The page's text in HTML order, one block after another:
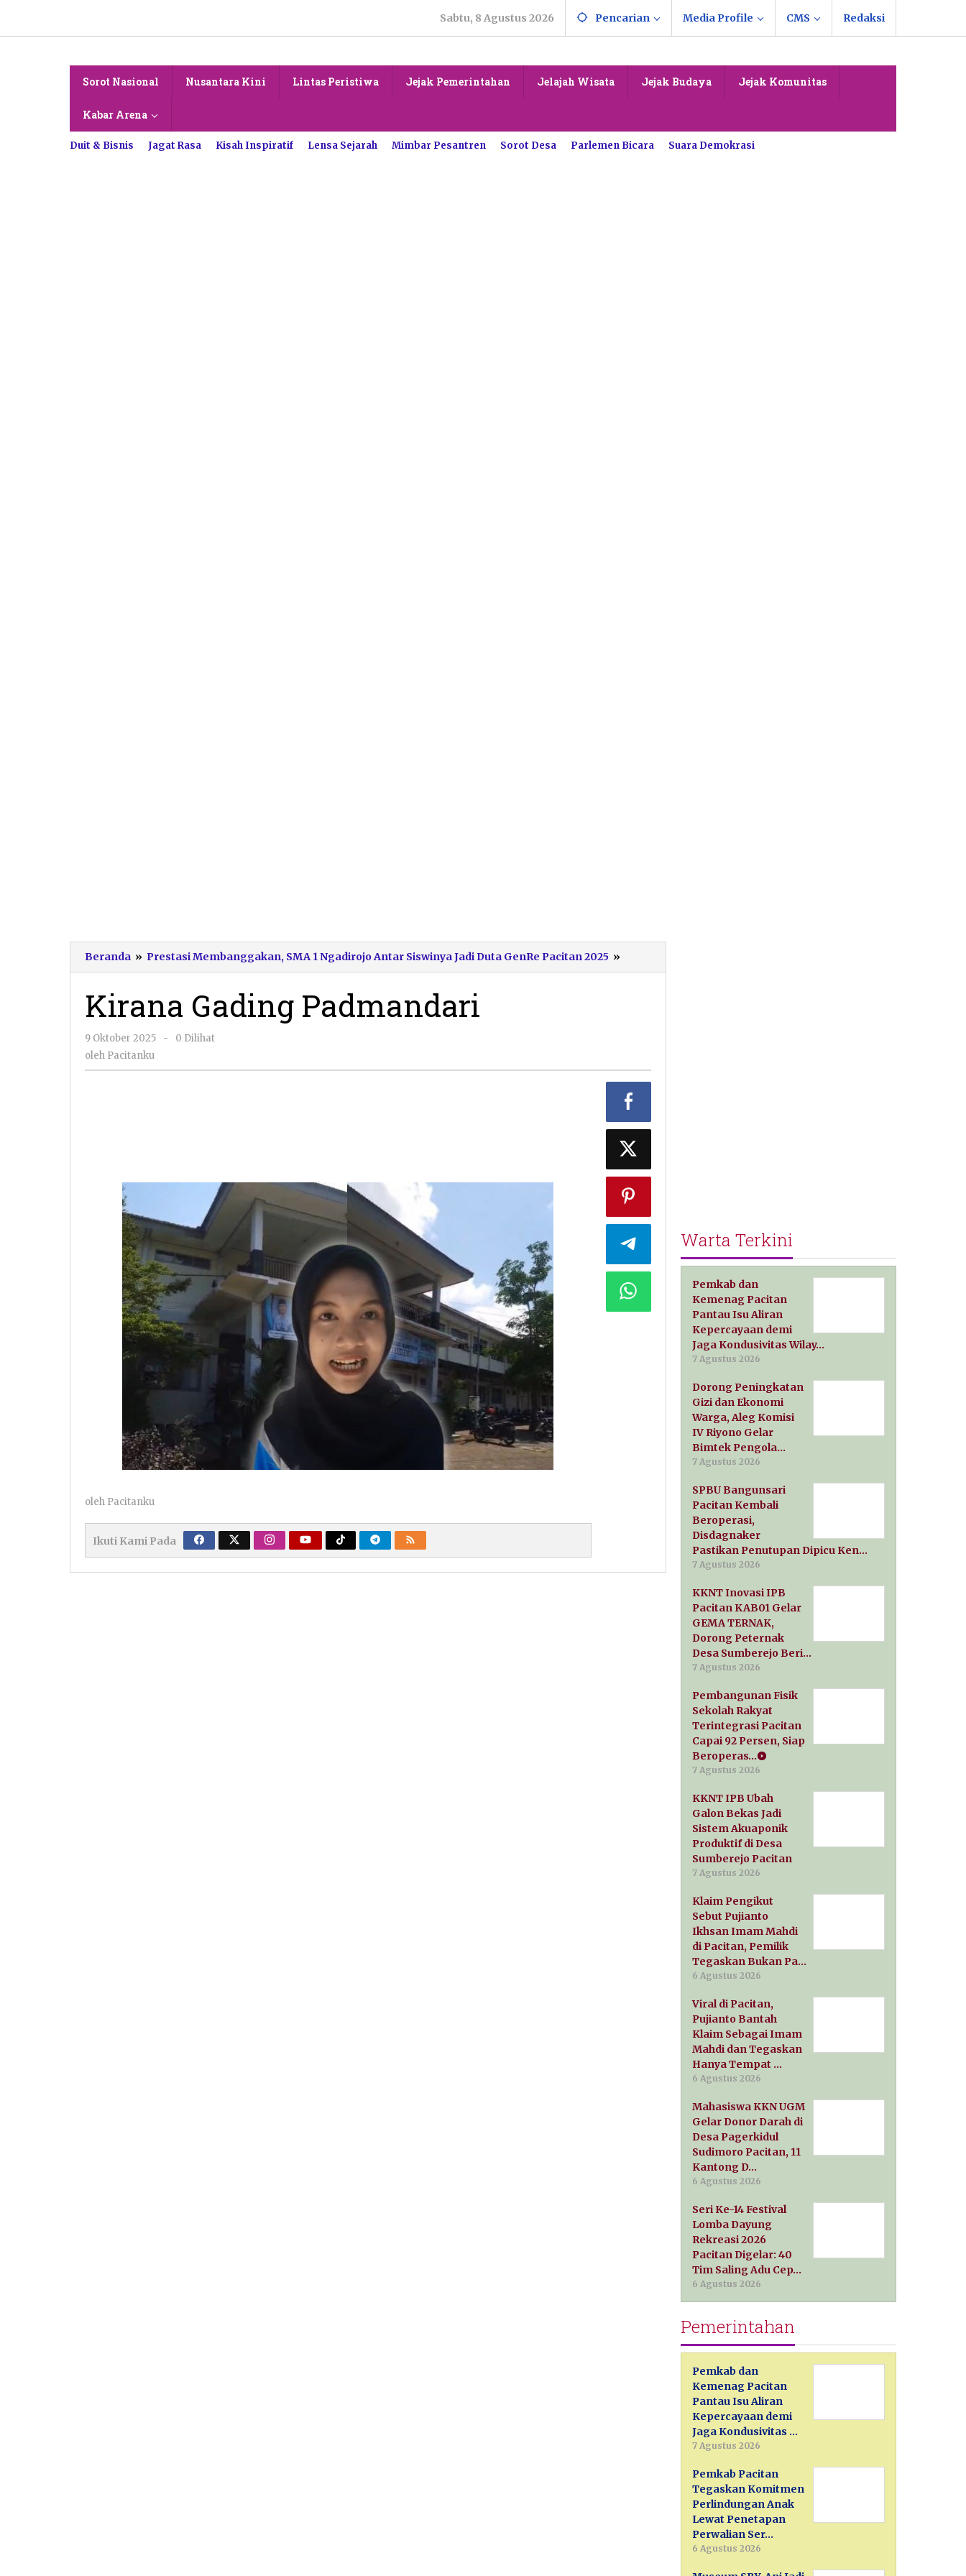
konten
Sabtu, 8 Agustus 2026 Pencarian Media Profile CMS Redaksi
Sorot Nasional Nusantara Kini Lintas Peristiwa Jejak Pemerintahan Jelajah Wisata Jejak Budaya Jejak Komunitas
Kabar Arena
Duit & Bisnis Jagat Rasa Kisah Inspiratif Lensa Sejarah Mimbar Pesantren Sorot Desa Parlemen Bicara Suara Demokrasi
Beranda » Prestasi Membanggakan, SMA 1 Ngadirojo Antar Siswinya Jadi Duta GenRe Pacitan 2025 »
Gading
Kirana Gading Padmandari
9 Oktober 2025
oleh
-
0 Dilihat
oleh Pacitanku
oleh Pacitanku
Ikuti Kami Pada
Warta Terkini
Pemkab dan
Kemenag Pacitan
Pantau Isu Aliran
Kepercayaan demi
Jaga Kondusivitas Wilay…
7 Agustus 2026
Dorong Peningkatan
Gizi dan Ekonomi
Warga, Aleg Komisi
IV Riyono Gelar
Bimtek Pengola…
7 Agustus 2026
SPBU Bangunsari
Pacitan Kembali
Beroperasi,
Disdagnaker
Pastikan Penutupan Dipicu Ken…
7 Agustus 2026
KKNT Inovasi IPB
Pacitan KAB01 Gelar
GEMA TERNAK,
Dorong Peternak
Desa Sumberejo Beri…
7 Agustus 2026
Pembangunan Fisik
Sekolah Rakyat
Terintegrasi Pacitan
Capai 92 Persen, Siap
Beroperas…
7 Agustus 2026
KKNT IPB Ubah
Galon Bekas Jadi
Sistem Akuaponik
Produktif di Desa
Sumberejo Pacitan
7 Agustus 2026
Klaim Pengikut
Sebut Pujianto
Ikhsan Imam Mahdi
di Pacitan, Pemilik
Tegaskan Bukan Pa…
6 Agustus 2026
Viral di Pacitan,
Pujianto Bantah
Klaim Sebagai Imam
Mahdi dan Tegaskan
Hanya Tempat …
6 Agustus 2026
Mahasiswa KKN UGM
Gelar Donor Darah di
Desa Pagerkidul
Sudimoro Pacitan, 11
Kantong D…
6 Agustus 2026
Seri Ke-14 Festival
Lomba Dayung
Rekreasi 2026
Pacitan Digelar: 40
Tim Saling Adu Cep…
6 Agustus 2026
Pemerintahan
Pemkab dan
Kemenag Pacitan
Pantau Isu Aliran
Kepercayaan demi
Jaga Kondusivitas …
7 Agustus 2026
Pemkab Pacitan
Tegaskan Komitmen
Perlindungan Anak
Lewat Penetapan
Perwalian Ser…
6 Agustus 2026